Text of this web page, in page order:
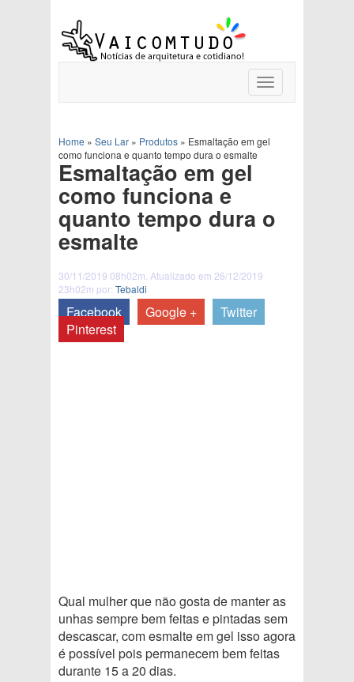
Toggle
navigation
Home » Seu Lar » Produtos » Esmaltação em gel
como funciona e quanto tempo dura o esmalte
Esmaltação em gel
como funciona e
quanto tempo dura o
esmalte
30/11/2019 08h02m. Atualizado em 26/12/2019
23h02m por: Tebaldi
Facebook Google +
Twitter
Pinterest
Qual mulher que não gosta de manter as
unhas sempre bem feitas e pintadas sem
descascar, com esmalte em gel isso agora
é possível pois permanecem bem feitas
durante 15 a 20 dias.